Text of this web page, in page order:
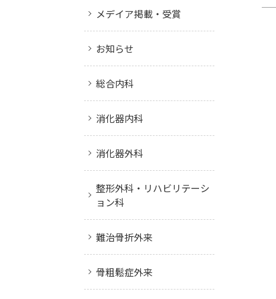
メデイア掲載・受賞
お知らせ
総合内科
消化器内科
消化器外科
整形外科・リハビリテーシ
ョン科
難治骨折外来
骨粗鬆症外来